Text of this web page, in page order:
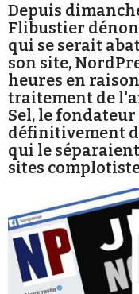
Se
Depuis
Flibustier
qui se serait
son site,
heures en
traitement de
Sel, le
définitivement
qui le
sites